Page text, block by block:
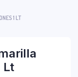
1 LT
Lt